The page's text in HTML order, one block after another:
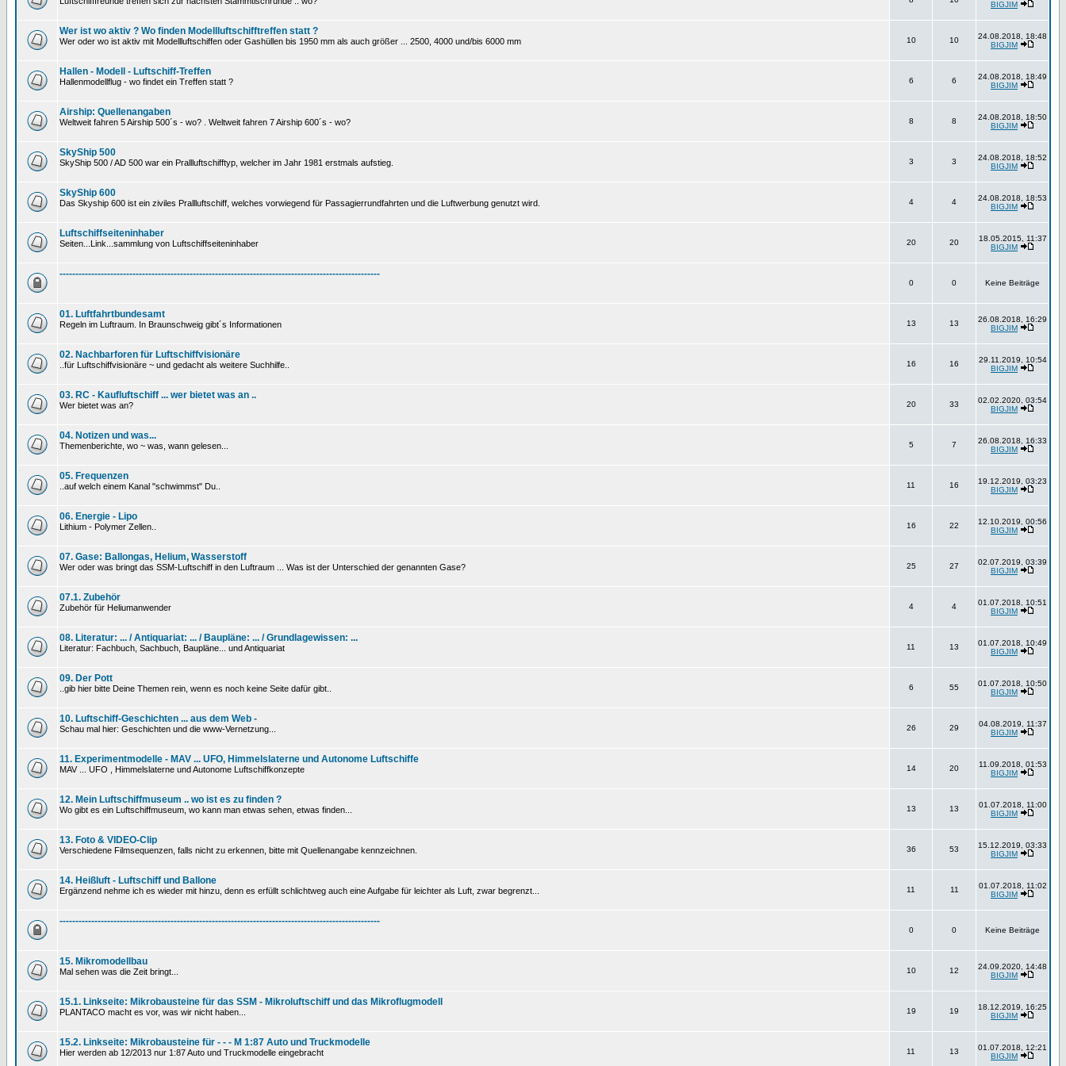
BIGJIM
Wer ist wo aktiv ? Wo finden Modellluftschifftreffen statt ?
Wer oder wo ist aktiv mit Modellluftschiffen oder Gashüllen bis 1950 mm als auch größer ... 2500, 4000 und/bis 6000 mm 10 10
24.08.2018, 18:48
BIGJIM
Hallen - Modell - Luftschiff-Treffen
Hallenmodellflug - wo findet ein Treffen statt ? 6 6
24.08.2018, 18:49
BIGJIM
Airship: Quellenangaben
Weltweit fahren 5 Airship 500´s - wo? . Weltweit fahren 7 Airship 600´s - wo? 8 8
24.08.2018, 18:50
BIGJIM
SkyShip 500
SkyShip 500 / AD 500 war ein Prallluftschifftyp, welcher im Jahr 1981 erstmals aufstieg. 3 3
24.08.2018, 18:52
BIGJIM
SkyShip 600
Das Skyship 600 ist ein ziviles Prallluftschiff, welches vorwiegend für Passagierrundfahrten und die Luftwerbung genutzt wird. 4 4
24.08.2018, 18:53
BIGJIM
Luftschiffseiteninhaber
Seiten...Link...sammlung von Luftschiffseiteninhaber 20 20
18.05.2015, 11:37
BIGJIM
-----------------------------------------------------------------------------------------------------
0 0 Keine Beiträge
01. Luftfahrtbundesamt
Regeln im Luftraum. In Braunschweig gibt´s Informationen 13 13
26.08.2018, 16:29
BIGJIM
02. Nachbarforen für Luftschiffvisionäre
..für Luftschiffvisionäre ~ und gedacht als weitere Suchhilfe.. 16 16
29.11.2019, 10:54
BIGJIM
03. RC - Kaufluftschiff ... wer bietet was an ..
Wer bietet was an? 20 33
02.02.2020, 03:54
BIGJIM
04. Notizen und was...
Themenberichte, wo ~ was, wann gelesen... 5 7
26.08.2018, 16:33
BIGJIM
05. Frequenzen
..auf welch einem Kanal "schwimmst" Du.. 11 16
19.12.2019, 03:23
BIGJIM
06. Energie - Lipo
Lithium - Polymer Zellen.. 16 22
12.10.2019, 00:56
BIGJIM
07. Gase: Ballongas, Helium, Wasserstoff
Wer oder was bringt das SSM-Luftschiff in den Luftraum ... Was ist der Unterschied der genannten Gase? 25 27
02.07.2019, 03:39
BIGJIM
07.1. Zubehör
Zubehör für Heliumanwender 4 4
01.07.2018, 10:51
BIGJIM
08. Literatur: ... / Antiquariat: ... / Baupläne: ... / Grundlagewissen: ...
Literatur: Fachbuch, Sachbuch, Baupläne... und Antiquariat 11 13
01.07.2018, 10:49
BIGJIM
09. Der Pott
..gib hier bitte Deine Themen rein, wenn es noch keine Seite dafür gibt.. 6 55
01.07.2018, 10:50
BIGJIM
10. Luftschiff-Geschichten ... aus dem Web -
Schau mal hier: Geschichten und die www-Vernetzung... 26 29
04.08.2019, 11:37
BIGJIM
11. Experimentmodelle - MAV ... UFO, Himmelslaterne und Autonome Luftschiffe
MAV ... UFO , Himmelslaterne und Autonome Luftschiffkonzepte 14 20
11.09.2018, 01:53
BIGJIM
12. Mein Luftschiffmuseum .. wo ist es zu finden ?
Wo gibt es ein Luftschiffmuseum, wo kann man etwas sehen, etwas finden... 13 13
01.07.2018, 11:00
BIGJIM
13. Foto & VIDEO-Clip
Verschiedene Filmsequenzen, falls nicht zu erkennen, bitte mit Quellenangabe kennzeichnen. 36 53
15.12.2019, 03:33
BIGJIM
14. Heißluft - Luftschiff und Ballone
Ergänzend nehme ich es wieder mit hinzu, denn es erfüllt schlichtweg auch eine Aufgabe für leichter als Luft, zwar begrenzt... 11 11
01.07.2018, 11:02
BIGJIM
-----------------------------------------------------------------------------------------------------
0 0 Keine Beiträge
15. Mikromodellbau
Mal sehen was die Zeit bringt... 10 12
24.09.2020, 14:48
BIGJIM
15.1. Linkseite: Mikrobausteine für das SSM - Mikroluftschiff und das Mikroflugmodell
PLANTACO macht es vor, was wir nicht haben... 19 19
18.12.2019, 16:25
BIGJIM
15.2. Linkseite: Mikrobausteine für - - - M 1:87 Auto und Truckmodelle
Hier werden ab 12/2013 nur 1:87 Auto und Truckmodelle eingebracht 11 13
01.07.2018, 12:21
BIGJIM